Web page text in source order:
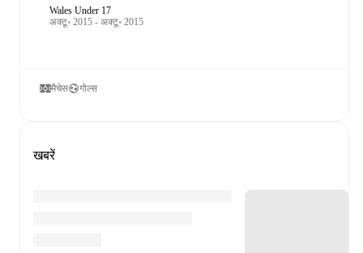
Wales Under 17
अक्टू॰ 2015 - अक्टू॰ 2015
मैचेस गोल्स
खबरें